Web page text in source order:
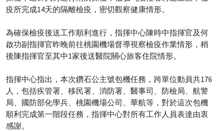
疫所完成14天的隔離檢疫，密切觀察健康情形。
為確保檢疫後送工作順利進行，指揮中心陳時中指揮官及何
啟功副指揮官昨晚前往桃園機場督導視察檢疫作業情形，稍
後陳指揮官至其中1家後送醫院關心旅客住院情形。
指揮中心指出，本次鑽石公主號包機任務，跨單位動員共176
人，包括疾管署、移民署、消防署、醫事司、防檢局、航警
局、國防部化學兵、桃園機場公司、華航等，對於這次包機
順利完成第一階段任務，指揮中心對所有工作人員表達由衷
感謝。